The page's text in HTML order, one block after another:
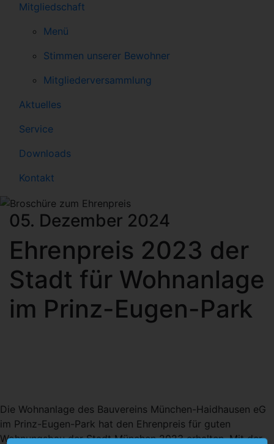
Mitgliedschaft
Menü
Stimmen unserer Bewohner
Mitgliederversammlung
Aktuelles
Service
Downloads
Kontakt
05. Dezember 2024
Ehrenpreis 2023 der
Stadt für Wohnanlage
im Prinz-Eugen-Park
Die Wohnanlage des Bauvereins München-Haidhausen eG
im Prinz-Eugen-Park hat den Ehrenpreis für guten
Wohnungsbau der Stadt München 2023 erhalten. Mit der